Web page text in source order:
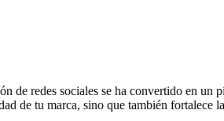
de redes sociales se ha convertido en un
de tu marca, sino que también fortalece